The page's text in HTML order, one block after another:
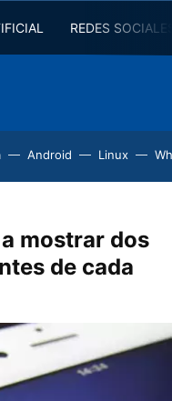
REDES
Android Linux
mostrar dos
de cada